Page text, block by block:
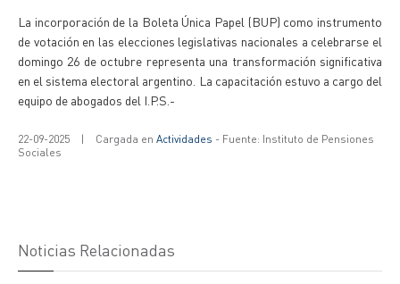
La incorporación de la Boleta Única Papel (BUP) como instrumento
de votación en las elecciones legislativas nacionales a celebrarse el
domingo 26 de octubre representa una transformación significativa
en el sistema electoral argentino. La capacitación estuvo a cargo del
equipo de abogados del I.P.S.-
22-09-2025 | Cargada en Actividades - Fuente: Instituto de Pensiones
Sociales
Noticias Relacionadas